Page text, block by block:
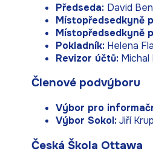
Předseda: David
Místopředsedkyně
Místopředsedkyně
Pokladník: Helena
Revizor účtů: Michal
Členové podvýboru
Výbor pro
Výbor Sokol:Jiří
Česká Škola Ottawa